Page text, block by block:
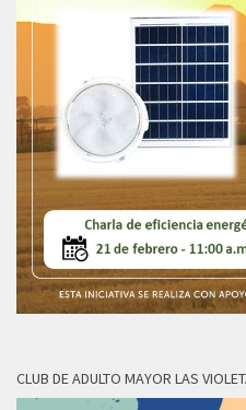
CLUB DE ADULTO MAYOR LAS